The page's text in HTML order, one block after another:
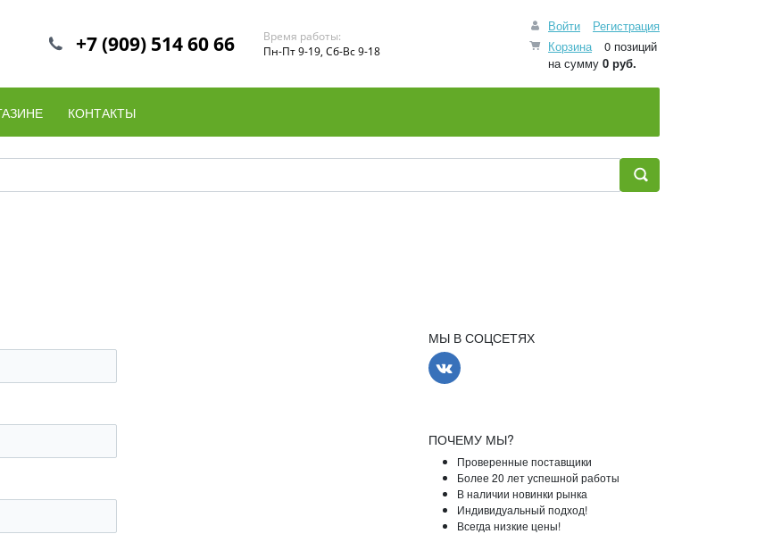
Войти
Регистрация
Корзина
0 позиций
на сумму 0 руб.
+7 (909) 514 60 66
Время работы:
Пн-Пт 9-19, Сб-Вс 9-18
КОНТАКТЫ
МЫ В СОЦСЕТЯХ
ПОЧЕМУ МЫ?
Проверенные поставщики
Более 20 лет успешной работы
В наличии новинки рынка
Индивидуальный подход!
Всегда низкие цены!